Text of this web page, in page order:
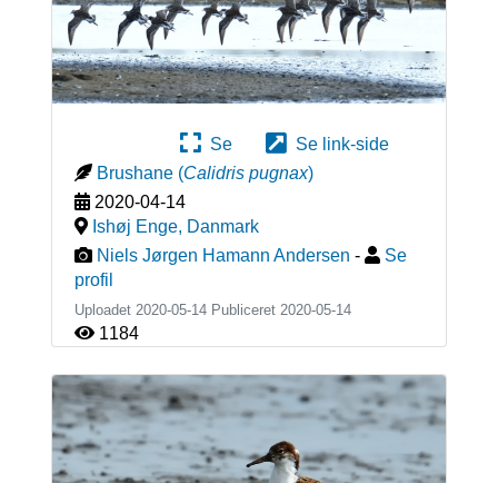
Se
Se link-side
Brushane (Calidris pugnax)
2020-04-14
Ishøj Enge, Danmark
Niels Jørgen Hamann Andersen -
Se
profil
Uploadet 2020-05-14 Publiceret 2020-05-14
1184